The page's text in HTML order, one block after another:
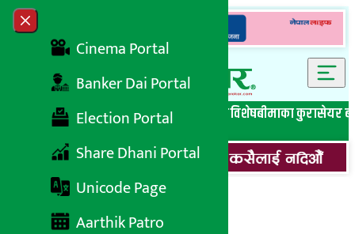
Skip to content
Close menu
Cinema Portal
Banker Dai Portal
Election Portal
Share Dhani Portal
Unicode Page
Aarthik Patro
सबै समाचारबेथिति मुर्दाबादबैंकिङ विशेष लघुवित्त विशेषबीमाका कुरासेयर